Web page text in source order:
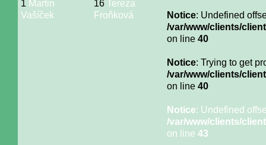
1 Martin
Vašíček
16 Tereza
Froňková
Notice: Undefined
/var/www/clients/
on line 40
Notice: Trying to get
/var/www/clients/
on line 40
Notice: Undefined
/var/www/clients/
on line 43